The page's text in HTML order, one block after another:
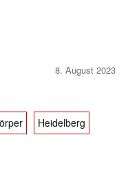
8. August 2023
Heidelberg